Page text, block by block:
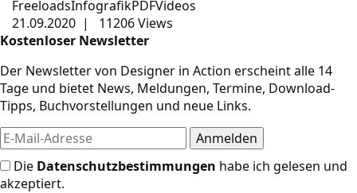
FreeloadsInfografikPDFVideos
21.09.2020 |
11206 Views
Kostenloser Newsletter
Der Newsletter von Designer in Action erscheint alle 14
Tage und bietet News, Meldungen, Termine, Download-
Tipps, Buchvorstellungen und neue Links.
Die Datenschutzbestimmungen habe ich gelesen und
akzeptiert.